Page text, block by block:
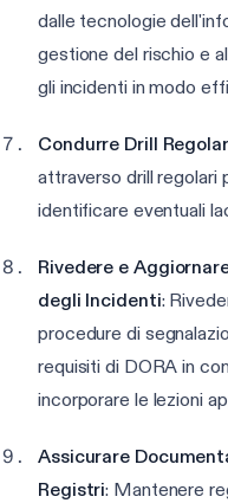
dalle tecnologie
gestione del rischio e
gli incidenti in modo
Condurre Drill
attraverso drill regolari
identificare eventuali
Rivedere e
degli Incidenti:
procedure di
requisiti di DORA in
incorporare le lezioni
Assicurare
Registri: Mantenere